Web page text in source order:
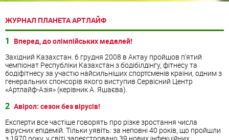
ЖУРНАЛ ПЛАНЕТА АРТЛАЙФ
1 Вперед, до олімпійських медалей!
Західний Казахстан. 6 грудня 2008 в Актау пройшов п'ятий
чемпіонат Республіки Казахстан з бодібілдінгу, фітнесу та
бодіфітнесу за участю найсильніших спортсменів країни, одним з
генеральних спонсорів якого виступив Сервісний Центр
«Артлайф-Азія» (керівник А. Яшаєва).
2 Авірол: сезон без вірусів!
Експерти все частіше говорять про різке зростання числа
вірусних епідемій. Тільки уявіть: за неповні 40 років, що пройшли